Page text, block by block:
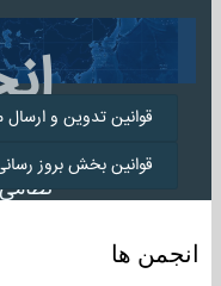
انجمن
نظامی
قوانین تدوین و ارسال
قوانین بخش بروز رسانی
انجمن ها